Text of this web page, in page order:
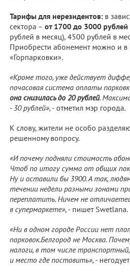
Тарифы для нерезидентов: в
сектора – от 1700 до 3000 рублей
рублей в месяц), 4500 рублей в
Приобрести абонемент можно и в
«Горпарковки».
«Кроме того, уже действует
почасовая система оплаты
она снизилась до 20 рублей.
- 30 рублей», - отметил мэр города.
К слову, жители не особо
решенному вопросу.
«И почему подняли стоимость
Чтоб по итогу сумма от общих
Ну и оставили бы 3900. А так,
течении недели разными зонами
переплатить. Ничем не
в супермаркете», - пишет Swetlana.
«Ни в одном городе России нет
парковок.Белгород не Москва.
налоги, в том числе
и место где поставить», -